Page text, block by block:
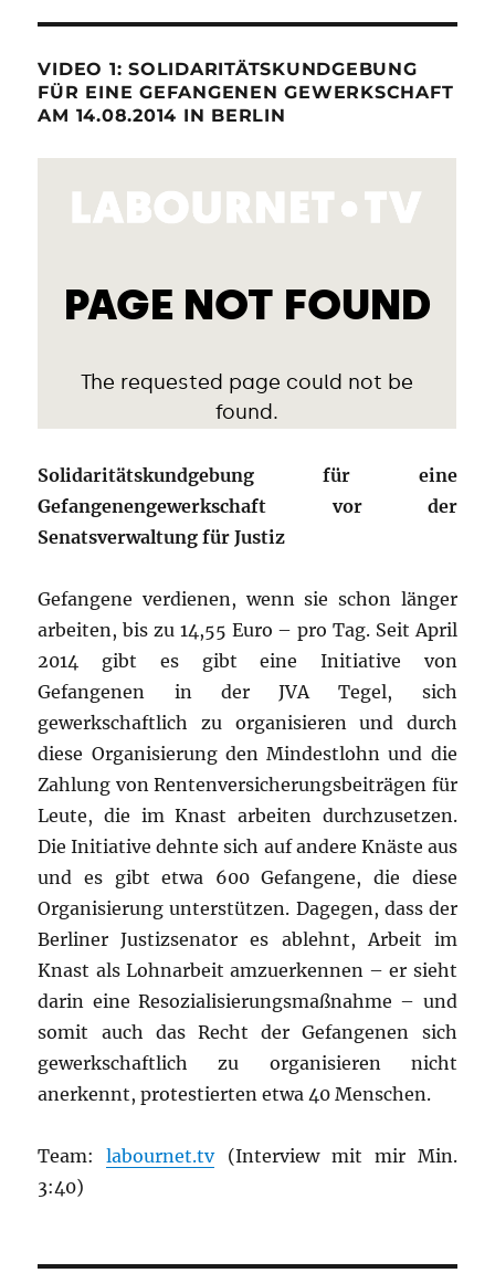
VIDEO 1: SOLIDARITÄTSKUNDGEBUNG
FÜR EINE GEFANGENEN GEWERKSCHAFT
AM 14.08.2014 IN BERLIN
Solidaritätskundgebung für eine
Gefangenengewerkschaft vor der
Senatsverwaltung für Justiz
Gefangene verdienen, wenn sie schon länger
arbeiten, bis zu 14,55 Euro – pro Tag. Seit April
2014 gibt es gibt eine Initiative von
Gefangenen in der JVA Tegel, sich
gewerkschaftlich zu organisieren und durch
diese Organisierung den Mindestlohn und die
Zahlung von Rentenversicherungsbeiträgen für
Leute, die im Knast arbeiten durchzusetzen.
Die Initiative dehnte sich auf andere Knäste aus
und es gibt etwa 600 Gefangene, die diese
Organisierung unterstützen. Dagegen, dass der
Berliner Justizsenator es ablehnt, Arbeit im
Knast als Lohnarbeit amzuerkennen – er sieht
darin eine Resozialisierungsmaßnahme – und
somit auch das Recht der Gefangenen sich
gewerkschaftlich zu organisieren nicht
anerkennt, protestierten etwa 40 Menschen.
Team:labournet.tv(Interview mit mir Min.
3:40)